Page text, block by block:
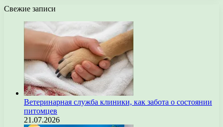
Свежие записи
Ветеринарная служба клиники, как забота о состоянии
питомцев
21.07.2026